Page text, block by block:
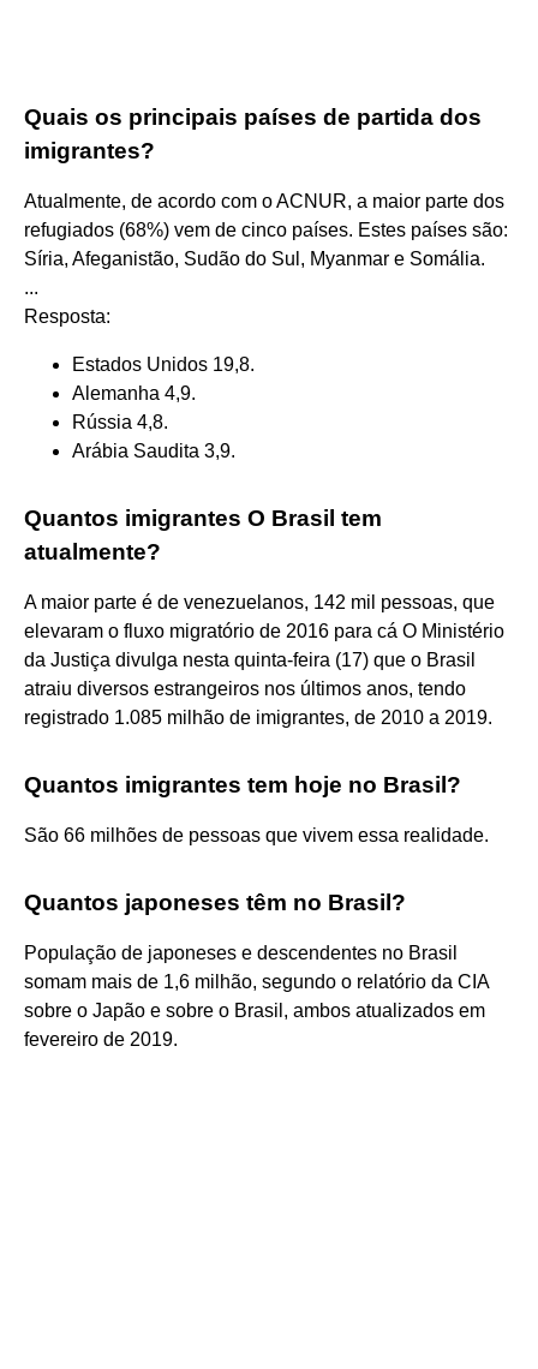
Quais os principais países de partida dos
imigrantes?
Atualmente, de acordo com o ACNUR, a maior parte dos
refugiados (68%) vem de cinco países. Estes países são:
Síria, Afeganistão, Sudão do Sul, Myanmar e Somália.
...
Resposta:
Estados Unidos 19,8.
Alemanha 4,9.
Rússia 4,8.
Arábia Saudita 3,9.
Quantos imigrantes O Brasil tem
atualmente?
A maior parte é de venezuelanos, 142 mil pessoas, que
elevaram o fluxo migratório de 2016 para cá O Ministério
da Justiça divulga nesta quinta-feira (17) que o Brasil
atraiu diversos estrangeiros nos últimos anos, tendo
registrado 1.085 milhão de imigrantes, de 2010 a 2019.
Quantos imigrantes tem hoje no Brasil?
São 66 milhões de pessoas que vivem essa realidade.
Quantos japoneses têm no Brasil?
População de japoneses e descendentes no Brasil
somam mais de 1,6 milhão, segundo o relatório da CIA
sobre o Japão e sobre o Brasil, ambos atualizados em
fevereiro de 2019.